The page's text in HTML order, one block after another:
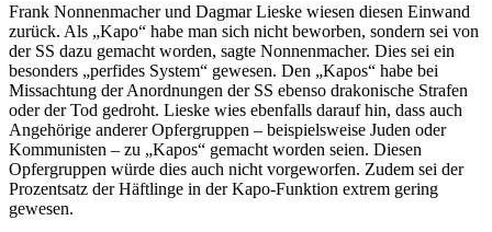
Frank Nonnenmacher und Dagmar Lieske wiesen diesen Einwand
zurück. Als „Kapo“ habe man sich nicht beworben, sondern sei von
der SS dazu gemacht worden, sagte Nonnenmacher. Dies sei ein
besonders „perfides System“ gewesen. Den „Kapos“ habe bei
Missachtung der Anordnungen der SS ebenso drakonische Strafen
oder der Tod gedroht. Lieske wies ebenfalls darauf hin, dass auch
Angehörige anderer Opfergruppen – beispielsweise Juden oder
Kommunisten – zu „Kapos“ gemacht worden seien. Diesen
Opfergruppen würde dies auch nicht vorgeworfen. Zudem sei der
Prozentsatz der Häftlinge in der Kapo-Funktion extrem gering
gewesen.